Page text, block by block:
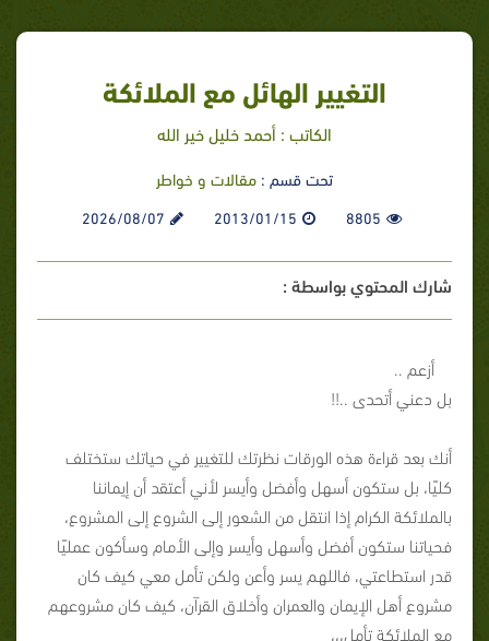
التغيير الهائل مع الملائكة
الكاتب : أحمد خليل خير الله
تحت قسم : مقالات و خواطر
8805
2013/01/15
2026/08/07
شارك المحتوي بواسطة :
أزعم ..
بل دعني أتحدى ..!!
أنك بعد قراءة هذه الورقات نظرتك للتغيير في حياتك ستختلف
كليًا، بل ستكون أسهل وأفضل وأيسر لأني أعتقد أن إيماننا
بالملائكة الكرام إذا انتقل من الشعور إلى الشروع إلى المشروع،
فحياتنا ستكون أفضل وأسهل وأيسر وإلى الأمام وسأكون عمليًا
قدر استطاعتي، فاللهم يسر وأعن ولكن تأمل معي كيف كان
مشروع أهل الإيمان والعمران وأخلاق القرآن، كيف كان مشروعهم
مع الملائكة تأمل،،،